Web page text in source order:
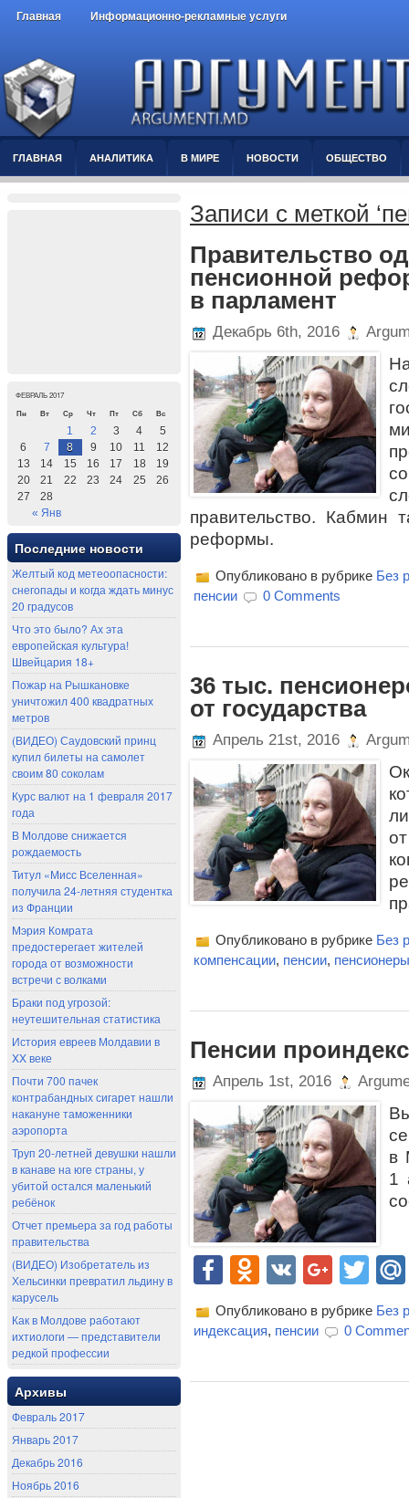
Главная Информационно-рекламные услуги
ГЛАВНАЯ АНАЛИТИКА В МИРЕ НОВОСТИ ОБЩЕСТВО
ФЕВРАЛЬ 2017
Пн
Вт Ср Чт Пт Сб Вс
« Янв
1 2 3 4
5
6
7 8 9 10 11
12
13
14 15 16 17 18
19
20
21 22 23 24 25
26
27
28
Последние новости
Желтый код метеоопасности:
снегопады и когда ждать минус
20 градусов
Что это было? Ах эта
европейская культура!
Швейцария 18+
Пожар на Рышкановке
уничтожил 400 квадратных
метров
(ВИДЕО) Саудовский принц
купил билеты на самолет
своим 80 соколам
Курс валют на 1 февраля 2017
года
В Молдове снижается
рождаемость
Титул «Мисс Вселенная»
получила 24-летняя студентка
из Франции
Мэрия Комрата
предостерегает жителей
города от возможности
встречи с волками
Браки под угрозой:
неутешительная статистика
История евреев Молдавии в
XX веке
Почти 700 пачек
контрабандных сигарет нашли
накануне таможенники
аэропорта
Труп 20-летней девушки нашли
в канаве на юге страны, у
убитой остался маленький
ребёнок
Отчет премьера за год работы
правительства
(ВИДЕО) Изобретатель из
Хельсинки превратил льдину в
карусель
Как в Молдове работают
ихтиологи — представители
редкой профессии
Архивы
Февраль 2017
Январь 2017
Декабрь 2016
Ноябрь 2016
Записи с меткой
Правительство
пенсионной
в парламент
Декабрь 6th, 2016
правительство. Кабмин
реформы.
Опубликовано в рубрике Без
пенсии
0 Comments
36 тыс.
от государства
Апрель 21st, 2016
Опубликовано в рубрике Без
компенсации, пенсии, пенсионеры
Пенсии
Апрель 1st, 2016
в
1
Facebook
VK
Опубликовано в рубрике Без
индексация, пенсии 0